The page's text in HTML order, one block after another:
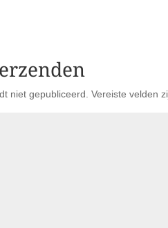
niet gepubliceerd. Vereiste velden